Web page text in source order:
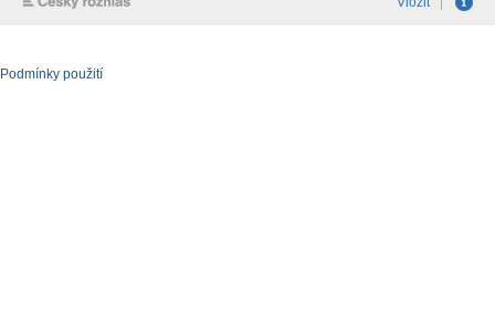
Podmínky použití